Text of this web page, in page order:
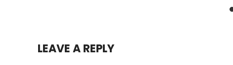
LEAVE A REPLY